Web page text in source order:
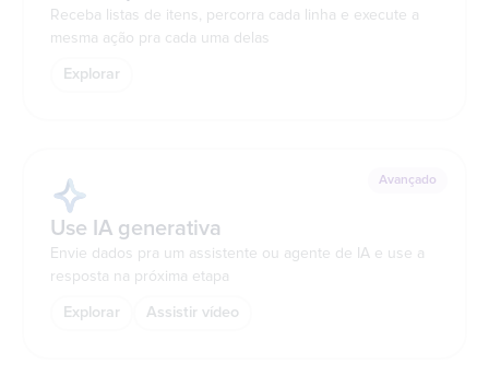
Receba listas de itens, percorra cada linha e execute a
mesma ação pra cada uma delas
Explorar
Avançado
Use IA generativa
Envie dados pra um assistente ou agente de IA e use a
resposta na próxima etapa
Explorar Assistir vídeo